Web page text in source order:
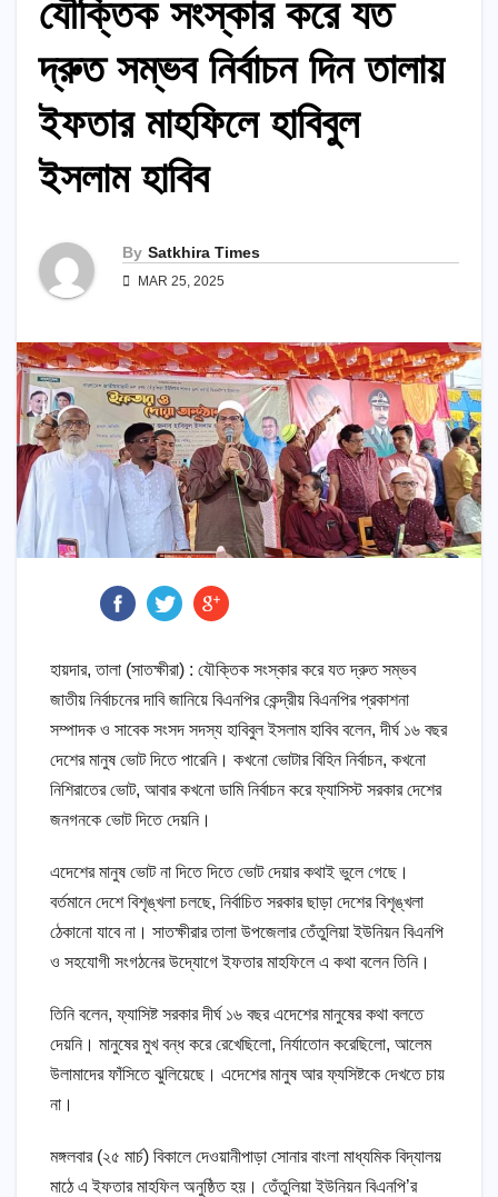
যৌক্তিক সংস্কার করে যত
দ্রুত সম্ভব নির্বাচন দিন তালায়
ইফতার মাহফিলে হাবিবুল
ইসলাম হাবিব
By Satkhira Times
MAR 25, 2025
হায়দার, তালা (সাতক্ষীরা) : যৌক্তিক সংস্কার করে যত দ্রুত সম্ভব
জাতীয় নির্বাচনের দাবি জানিয়ে বিএনপির কেন্দ্রীয় বিএনপির প্রকাশনা
সম্পাদক ও সাবেক সংসদ সদস্য হাবিবুল ইসলাম হাবিব বলেন, দীর্ঘ ১৬ বছর
দেশের মানুষ ভোট দিতে পারেনি। কখনো ভোটার বিহিন নির্বাচন, কখনো
নিশিরাতের ভোট, আবার কখনো ডামি নির্বাচন করে ফ্যাসিস্ট সরকার দেশের
জনগনকে ভোট দিতে দেয়নি।
এদেশের মানুষ ভোট না দিতে দিতে ভোট দেয়ার কথাই ভুলে গেছে।
বর্তমানে দেশে বিশৃঙ্খলা চলছে, নির্বাচিত সরকার ছাড়া দেশের বিশৃঙ্খলা
ঠেকানো যাবে না। সাতক্ষীরার তালা উপজেলার তেঁতুলিয়া ইউনিয়ন বিএনপি
ও সহযোগী সংগঠনের উদ্যোগে ইফতার মাহফিলে এ কথা বলেন তিনি।
তিনি বলেন, ফ্যাসিষ্ট সরকার দীর্ঘ ১৬ বছর এদেশের মানুষের কথা বলতে
দেয়নি। মানুষের মুখ বন্ধ করে রেখেছিলো, নির্যাতোন করেছিলো, আলেম
উলামাদের ফাঁসিতে ঝুলিয়েছে। এদেশের মানুষ আর ফ্যসিষ্টকে দেখতে চায়
না।
মঙ্গলবার (২৫ মার্চ) বিকালে দেওয়ানীপাড়া সোনার বাংলা মাধ্যমিক বিদ্যালয়
মাঠে এ ইফতার মাহফিল অনুষ্ঠিত হয়। তেঁতুলিয়া ইউনিয়ন বিএনপি’র